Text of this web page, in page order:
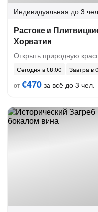
Индивидуальная до 3
Растоке и
Хорватии
Открыть природную
Сегодня в 08:00
Завтра в
от€470 за всё до 3 чел.